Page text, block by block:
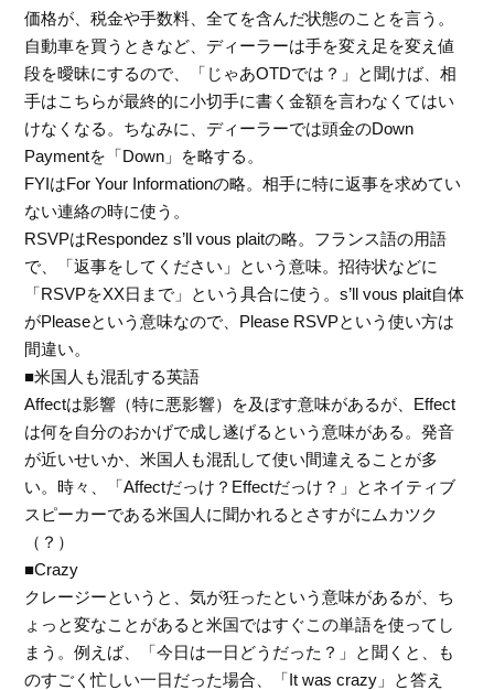
価格が、税金や手数料、全てを含んだ状態のことを言う。
自動車を買うときなど、ディーラーは手を変え足を変え値
段を曖昧にするので、「じゃあOTDでは？」と聞けば、相
手はこちらが最終的に小切手に書く金額を言わなくてはい
けなくなる。ちなみに、ディーラーでは頭金のDown
Paymentを「Down」を略する。
FYIはFor Your Informationの略。相手に特に返事を求めてい
ない連絡の時に使う。
RSVPはRespondez s’ll vous plaitの略。フランス語の用語
で、「返事をしてください」という意味。招待状などに
「RSVPをXX日まで」という具合に使う。s’ll vous plait自体
がPleaseという意味なので、Please RSVPという使い方は
間違い。
■米国人も混乱する英語
Affectは影響（特に悪影響）を及ぼす意味があるが、Effect
は何を自分のおかげで成し遂げるという意味がある。発音
が近いせいか、米国人も混乱して使い間違えることが多
い。時々、「Affectだっけ？Effectだっけ？」とネイティブ
スピーカーである米国人に聞かれるとさすがにムカツク
（？）
■Crazy
クレージーというと、気が狂ったという意味があるが、ち
ょっと変なことがあると米国ではすぐこの単語を使ってし
まう。例えば、「今日は一日どうだった？」と聞くと、も
のすごく忙しい一日だった場合、「It was crazy」と答え